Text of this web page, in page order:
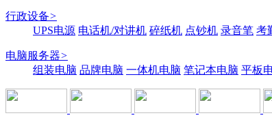
行政设备>
UPS电源 电话机/对讲机 碎纸机 点钞机 录音笔 考
电脑服务器>
组装电脑 品牌电脑 一体机电脑 笔记本电脑 平板